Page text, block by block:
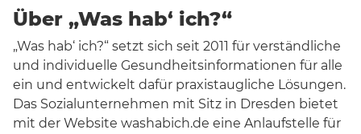
Über „Was hab‘ ich?“
„Was hab‘ ich?“ setzt sich seit 2011 für verständliche
und individuelle Gesundheitsinformationen für alle
ein und entwickelt dafür praxistaugliche Lösungen.
Das Sozialunternehmen mit Sitz in Dresden bietet
mit der Website washabich.de eine Anlaufstelle für